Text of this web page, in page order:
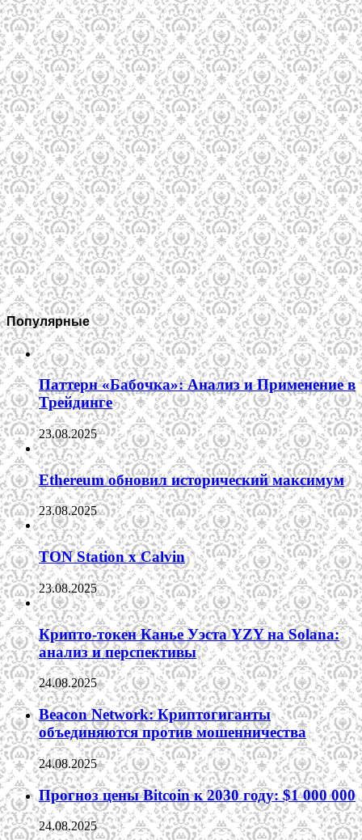
Популярные
Паттерн «Бабочка»: Анализ и Применение в
Трейдинге
23.08.2025
Ethereum обновил исторический максимум
23.08.2025
TON Station x Calvin
23.08.2025
Крипто-токен Канье Уэста YZY на Solana:
анализ и перспективы
24.08.2025
Beacon Network: Криптогиганты
объединяются против мошенничества
24.08.2025
Прогноз цены Bitcoin к 2030 году: $1 000 000
24.08.2025